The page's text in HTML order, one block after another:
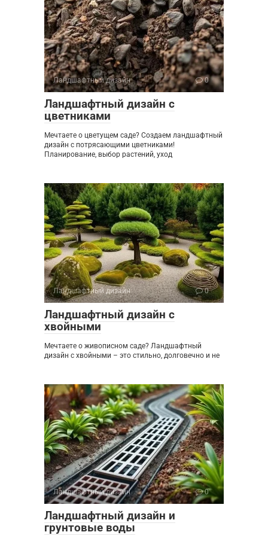
Ландшафтный дизайн 0
Ландшафтный дизайн с
цветниками
Мечтаете о цветущем саде? Создаем ландшафтный
дизайн с потрясающими цветниками!
Планирование, выбор растений, уход
Ландшафтный дизайн 0
Ландшафтный дизайн с
хвойными
Мечтаете о живописном саде? Ландшафтный
дизайн с хвойными – это стильно, долговечно и не
Ландшафтный дизайн 0
Ландшафтный дизайн и
грунтовые воды